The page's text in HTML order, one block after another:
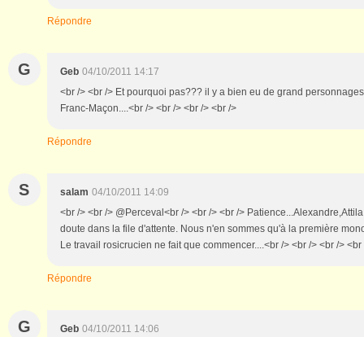
Répondre
G Geb 04/10/2011 14:17
<br /> <br /> Et pourquoi pas??? il y a bien eu de grand
Franc-Maçon....<br /> <br /> <br /> <br />
Répondre
S salam 04/10/2011 14:09
<br /> <br /> @Perceval<br /> <br /> <br />
doute dans la file d'attente. Nous n'en sommes qu'à la première
Le travail rosicrucien ne fait que commencer....<br /> <br /> <br /> <br
Répondre
G Geb 04/10/2011 14:06